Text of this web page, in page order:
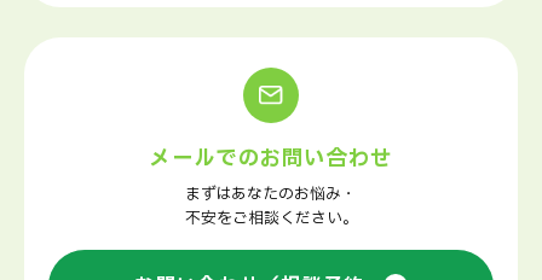
メールでのお問い合わせ
まずはあなたのお悩み・
不安をご相談ください。